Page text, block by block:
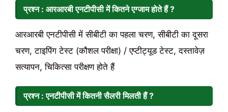
प्रश्न : आरआरबी एनटीपीसी में कितने एग्जाम होते हैं ?
आरआरबी एनटीपीसी में सीबीटी का पहला चरण, सीबीटी का दूसरा
चरण, टाइपिंग टेस्ट (कौशल परीक्षा) / एप्टीट्यूड टेस्ट, दस्तावेज़
सत्यापन, चिकित्सा परीक्षण होते हैं
प्रश्न : एनटीपीसी में कितनी सैलरी मिलती हैं ?